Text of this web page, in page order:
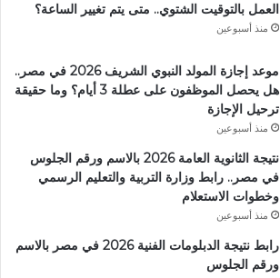
العمل بالتوقيت الشتوي.. متى يتم تغيير الساعة؟
منذ أسبوعين
موعد إجازة المولد النبوي الشريف 2026 في مصر..
هل يحصل الموظفون على عطلة 3 أيام؟ وما حقيقة
ترحيل الإجازة
منذ أسبوعين
نتيجة الثانوية العامة 2026 بالاسم ورقم الجلوس
في مصر.. رابط وزارة التربية والتعليم الرسمي
وخطوات الاستعلام
منذ أسبوعين
رابط نتيجة الدبلومات الفنية 2026 في مصر بالاسم
ورقم الجلوس